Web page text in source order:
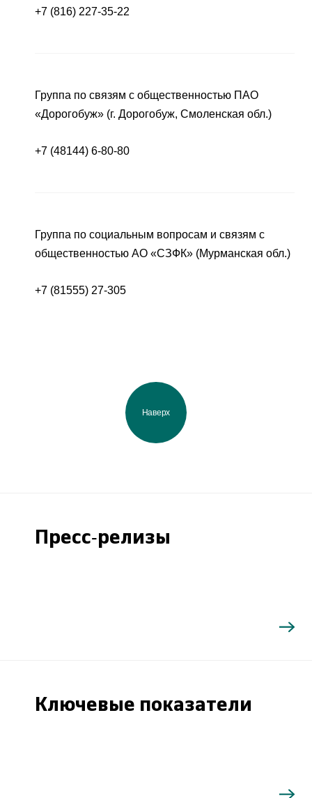
+7 (816) 227-35-22
Группа по связям с общественностью ПАО
«Дорогобуж» (г. Дорогобуж, Смоленская обл.)
+7 (48144) 6-80-80
Группа по социальным вопросам и связям с
общественностью АО «СЗФК» (Мурманская обл.)
+7 (81555) 27-305
Наверх
Пресс-релизы
Ключевые показатели